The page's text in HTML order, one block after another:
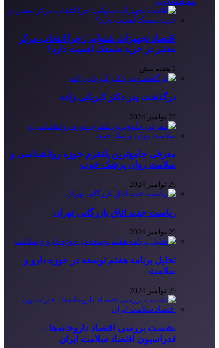
اقتصاد تجهیزات شنوایی؛ چرا انتخاب مرکز
معتبر در خرید سمعک اهمیت دارد؟
2 هفته پیش
درگذشت پدر دکتر کبریایی زاده
29 نوامبر 2024
معرفی جامع‌ترین پلتفرم حوزه روانشناسی و
سلامت روان پزشک خوب
29 نوامبر 2024
ریاست جدید اتاق بازرگانی تهران
29 نوامبر 2024
تحلیل برنامه هفتم توسعه در حوزه دارو و
سلامت
29 نوامبر 2024
نشست بررسی اقتصاد داروخانه‌ها –
فدراسیون اقتصاد سلامت ایران